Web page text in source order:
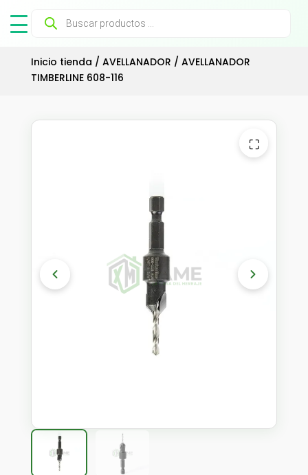
Búsqueda
productos
Inicio tienda / AVELLANADOR / AVELLANADOR
TIMBERLINE 608-116
⛶